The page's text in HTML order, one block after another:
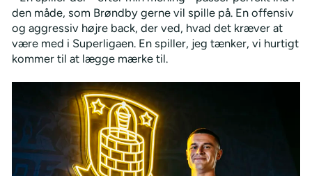
den måde, som Brøndby gerne vil spille på. En offensiv
og aggressiv højre back, der ved, hvad det kræver at
være med i Superligaen. En spiller, jeg tænker, vi hurtigt
kommer til at lægge mærke til.